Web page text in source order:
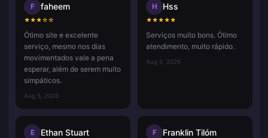
F faheem
★★★☆☆
Ótimo site e excelente
serviço, mesmo nos dias
movimentados vale a pena
esperar, além de serem muito
simpáticos.
Aug 5, 2026
H Hss
★★★★★
Serviços muito bons. Ótimo
atendimento, muito rápido.
Aug 5, 2026
E Ethan Stuart F Franklin Tilóm